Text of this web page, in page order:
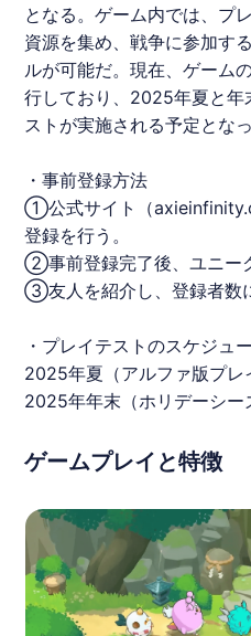
となる。ゲーム内では、プ
資源を集め、戦争に参加す
ルが可能だ。現在、ゲーム
行しており、2025年夏と年
ストが実施される予定となっ
・事前登録方法
①公式サイト（
登録を行う。
②事前登録完了後、ユニー
③友人を紹介し、登録者数
・プレイテストのスケジュ
2025年夏（アルファ版プレ
2025年年末（ホリデーシー
ゲームプレイと特徴